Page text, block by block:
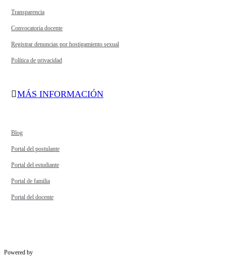
Transparencia
Convocatoria docente
Registrar denuncias por hostigamiento sexual
Política de privacidad
MÁS INFORMACIÓN
Blog
Portal del postulante
Portal del estudiante
Portal de familia
Portal del docente
Powered by